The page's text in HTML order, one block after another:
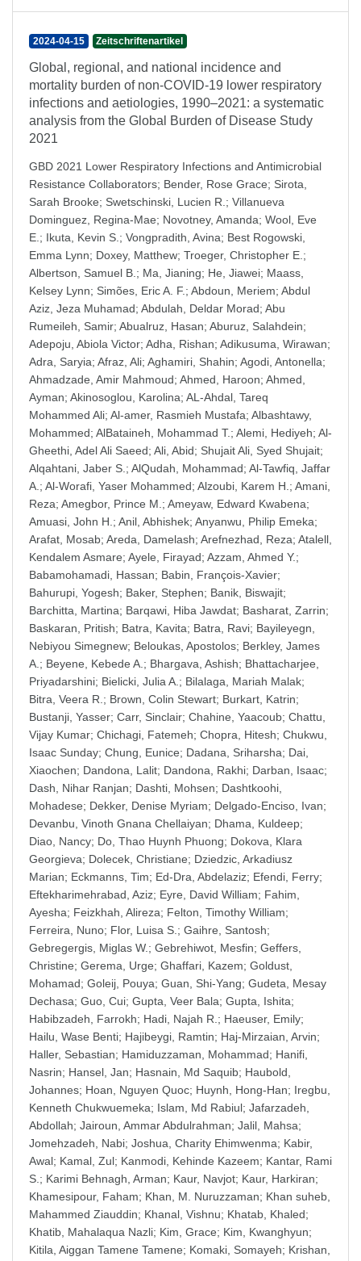
2024-04-15 Zeitschriftenartikel
Global, regional, and national incidence and
mortality burden of non-COVID-19 lower respiratory
infections and aetiologies, 1990–2021: a systematic
analysis from the Global Burden of Disease Study
2021
GBD 2021 Lower Respiratory Infections and Antimicrobial
Resistance Collaborators; Bender, Rose Grace; Sirota,
Sarah Brooke; Swetschinski, Lucien R. ; Villanueva
Dominguez, Regina-Mae; Novotney, Amanda; Wool, Eve
E. ; Ikuta, Kevin S. ; Vongpradith, Avina; Best Rogowski,
Emma Lynn; Doxey, Matthew; Troeger, Christopher E. ;
Albertson, Samuel B. ; Ma, Jianing; He, Jiawei; Maass,
Kelsey Lynn; Simões, Eric A. F. ; Abdoun, Meriem; Abdul
Aziz, Jeza Muhamad; Abdulah, Deldar Morad; Abu
Rumeileh, Samir; Abualruz, Hasan; Aburuz, Salahdein;
Adepoju, Abiola Victor; Adha, Rishan; Adikusuma, Wirawan;
Adra, Saryia; Afraz, Ali; Aghamiri, Shahin; Agodi, Antonella;
Ahmadzade, Amir Mahmoud; Ahmed, Haroon; Ahmed,
Ayman; Akinosoglou, Karolina; AL-Ahdal, Tareq
Mohammed Ali; Al-amer, Rasmieh Mustafa; Albashtawy,
Mohammed; AlBataineh, Mohammad T.; Alemi, Hediyeh; Al-
Gheethi, Adel Ali Saeed; Ali, Abid; Shujait Ali, Syed Shujait;
Alqahtani, Jaber S. ; AlQudah, Mohammad; Al-Tawfiq, Jaffar
A. ; Al-Worafi, Yaser Mohammed; Alzoubi, Karem H. ; Amani,
Reza; Amegbor, Prince M. ; Ameyaw, Edward Kwabena;
Amuasi, John H. ; Anil, Abhishek; Anyanwu, Philip Emeka;
Arafat, Mosab; Areda, Damelash; Arefnezhad, Reza; Atalell,
Kendalem Asmare; Ayele, Firayad; Azzam, Ahmed Y.;
Babamohamadi, Hassan; Babin, François-Xavier;
Bahurupi, Yogesh; Baker, Stephen; Banik, Biswajit;
Barchitta, Martina; Barqawi, Hiba Jawdat; Basharat, Zarrin;
Baskaran, Pritish; Batra, Kavita; Batra, Ravi; Bayileyegn,
Nebiyou Simegnew; Beloukas, Apostolos; Berkley, James
A. ; Beyene, Kebede A. ; Bhargava, Ashish; Bhattacharjee,
Priyadarshini; Bielicki, Julia A. ; Bilalaga, Mariah Malak;
Bitra, Veera R. ; Brown, Colin Stewart; Burkart, Katrin;
Bustanji, Yasser; Carr, Sinclair; Chahine, Yaacoub; Chattu,
Vijay Kumar; Chichagi, Fatemeh; Chopra, Hitesh; Chukwu,
Isaac Sunday; Chung, Eunice; Dadana, Sriharsha; Dai,
Xiaochen; Dandona, Lalit; Dandona, Rakhi; Darban, Isaac;
Dash, Nihar Ranjan; Dashti, Mohsen; Dashtkoohi,
Mohadese; Dekker, Denise Myriam; Delgado-Enciso, Ivan;
Devanbu, Vinoth Gnana Chellaiyan; Dhama, Kuldeep;
Diao, Nancy; Do, Thao Huynh Phuong; Dokova, Klara
Georgieva; Dolecek, Christiane; Dziedzic, Arkadiusz
Marian; Eckmanns, Tim; Ed-Dra, Abdelaziz; Efendi, Ferry;
Eftekharimehrabad, Aziz; Eyre, David William; Fahim,
Ayesha; Feizkhah, Alireza; Felton, Timothy William;
Ferreira, Nuno; Flor, Luisa S. ; Gaihre, Santosh;
Gebregergis, Miglas W. ; Gebrehiwot, Mesfin; Geffers,
Christine; Gerema, Urge; Ghaffari, Kazem; Goldust,
Mohamad; Goleij, Pouya; Guan, Shi-Yang; Gudeta, Mesay
Dechasa; Guo, Cui; Gupta, Veer Bala; Gupta, Ishita;
Habibzadeh, Farrokh; Hadi, Najah R. ; Haeuser, Emily;
Hailu, Wase Benti; Hajibeygi, Ramtin; Haj-Mirzaian, Arvin;
Haller, Sebastian; Hamiduzzaman, Mohammad; Hanifi,
Nasrin; Hansel, Jan; Hasnain, Md Saquib; Haubold,
Johannes; Hoan, Nguyen Quoc; Huynh, Hong-Han; Iregbu,
Kenneth Chukwuemeka; Islam, Md Rabiul; Jafarzadeh,
Abdollah; Jairoun, Ammar Abdulrahman; Jalil, Mahsa;
Jomehzadeh, Nabi; Joshua, Charity Ehimwenma; Kabir,
Awal; Kamal, Zul; Kanmodi, Kehinde Kazeem; Kantar, Rami
S. ; Karimi Behnagh, Arman; Kaur, Navjot; Kaur, Harkiran;
Khamesipour, Faham; Khan, M. Nuruzzaman; Khan suheb,
Mahammed Ziauddin; Khanal, Vishnu; Khatab, Khaled;
Khatib, Mahalaqua Nazli; Kim, Grace; Kim, Kwanghyun;
Kitila, Aiggan Tamene Tamene; Komaki, Somayeh; Krishan,